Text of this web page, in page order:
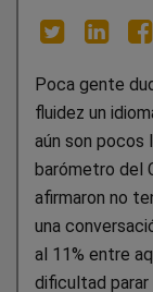
Poca gente
fluidez un
aún son pocos
barómetro del
afirmaron no
una
al 11% entre
dificultad parar